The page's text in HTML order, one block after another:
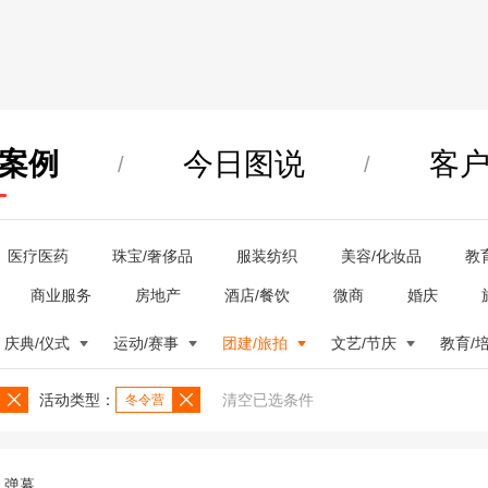
例 / 今日图说 / 客
医疗医药 珠宝/奢侈品 服装纺织 美容/化妆品 教
商业服务 房地产 酒店/餐饮 微商 婚庆
庆典/仪式 运动/赛事 团建/旅拍 文艺/节庆 教育/
活动类型： 冬令营 清空已选条件
弹幕